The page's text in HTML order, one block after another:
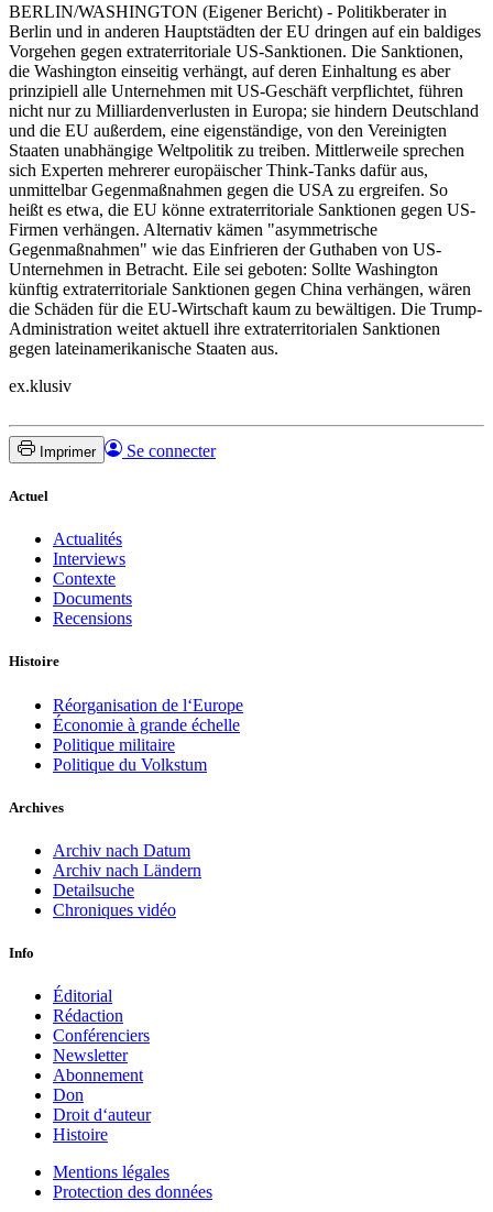
BERLIN/WASHINGTON (Eigener Bericht) - Politikberater in
Berlin und in anderen Hauptstädten der EU dringen auf ein baldiges
Vorgehen gegen extraterritoriale US-Sanktionen. Die Sanktionen,
die Washington einseitig verhängt, auf deren Einhaltung es aber
prinzipiell alle Unternehmen mit US-Geschäft verpflichtet, führen
nicht nur zu Milliardenverlusten in Europa; sie hindern Deutschland
und die EU außerdem, eine eigenständige, von den Vereinigten
Staaten unabhängige Weltpolitik zu treiben. Mittlerweile sprechen
sich Experten mehrerer europäischer Think-Tanks dafür aus,
unmittelbar Gegenmaßnahmen gegen die USA zu ergreifen. So
heißt es etwa, die EU könne extraterritoriale Sanktionen gegen US-
Firmen verhängen. Alternativ kämen "asymmetrische
Gegenmaßnahmen" wie das Einfrieren der Guthaben von US-
Unternehmen in Betracht. Eile sei geboten: Sollte Washington
künftig extraterritoriale Sanktionen gegen China verhängen, wären
die Schäden für die EU-Wirtschaft kaum zu bewältigen. Die Trump-
Administration weitet aktuell ihre extraterritorialen Sanktionen
gegen lateinamerikanische Staaten aus.
ex.klusiv
Imprimer Se connecter
Actuel
Actualités
Interviews
Contexte
Documents
Recensions
Histoire
Réorganisation de l‘Europe
Économie à grande échelle
Politique militaire
Politique du Volkstum
Archives
Archiv nach Datum
Archiv nach Ländern
Detailsuche
Chroniques vidéo
Info
Éditorial
Rédaction
Conférenciers
Newsletter
Abonnement
Don
Droit d‘auteur
Histoire
Mentions légales
Protection des données